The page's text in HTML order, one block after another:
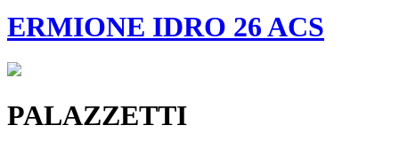
ERMIONE IDRO 26 ACS
PALAZZETTI